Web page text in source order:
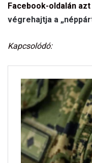
Facebook-oldalán
végrehajtja a
Kapcsolódó: